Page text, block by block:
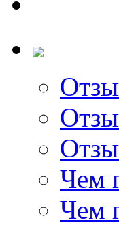
Чем
Чем